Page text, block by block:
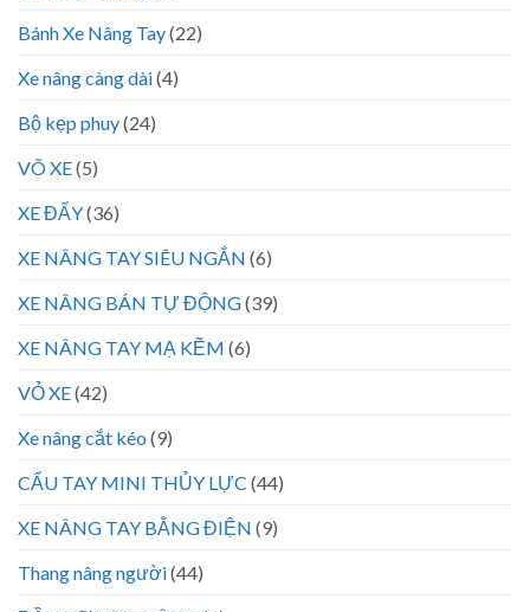
Bánh Xe Nâng Tay(22)
Xe nâng càng dài(4)
Bộ kẹp phuy(24)
VÕ XE(5)
XE ĐẨY(36)
XE NÂNG TAY SIÊU NGẮN (6)
XE NÂNG BÁN TỰ ĐỘNG(39)
XE NÂNG TAY MẠ KẼM (6)
VỎ XE(42)
Xe nâng cắt kéo (9)
CẨU TAY MINI THỦY LỰC (44)
XE NÂNG TAY BẰNG ĐIỆN (9)
Thang nâng người(44)